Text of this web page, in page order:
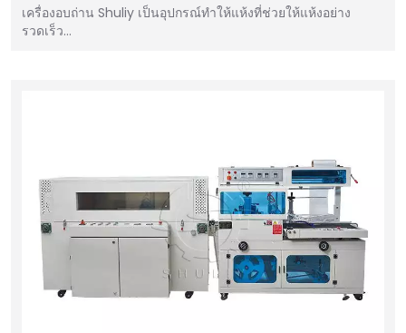
เครื่องอบถ่าน Shuliy เป็นอุปกรณ์ทำให้แห้งที่ช่วยให้แห้งอย่าง
รวดเร็ว…